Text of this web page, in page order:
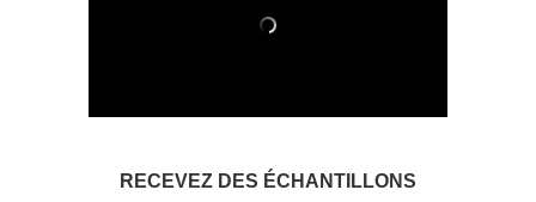
RECEVEZ DES ÉCHANTILLONS